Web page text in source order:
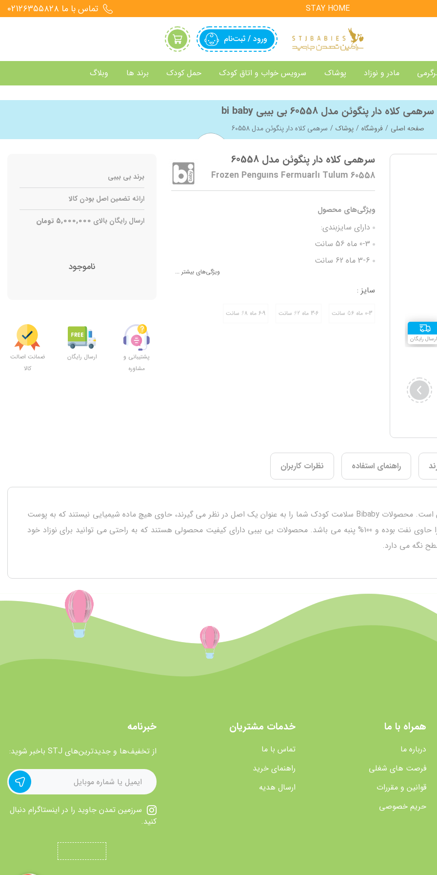
STAY HOME تماس با ما 021۲۶۳۵۵۸۲۸
ورود / ثبت‌نام
مادر و نوزاد پوشاک سرویس خواب و اتاق کودک حمل کودک برند ها وبلاگ
سرهمی کلاه دار پنگوئن مدل 60558 بی بیبی bi baby
صفحه اصلی فروشگاه پوشاک سرهمی کلاه دار پنگوئن مدل 60558
ارسال رایگان
سرهمی کلاه دار پنگوئن مدل 60558
Frozen Penguıns Fermuarlı Tulum 60558
ویژگی‌های محصول
دارای سایزبندی:
0-3 ماه 56 سانت
3-6 ماه 62 سانت
جنس 100% پنبه
ویژگی‌های بیشتر ...
سایز :
0-3 ماه 56 سانت 3-6 ماه 62 سانت 6-9 ماه 68 سانت
برند بی بیبی
ارائه تضمین اصل بودن کالا
ارسال رایگان بالای ۵,۰۰۰,۰۰۰ تومان
ناموجود
پشتیبانی و
مشاوره
ارسال رایگان
ضمانت اصالت
کالا
راهنمای استفاده نظرات کاربران
بعد از تولد، پوست کودک شما به عوامل خارجی بسیار حساس است. محصولات Bibaby سلامت کودک شما را به عنوان یک اصل در نظر می گیرند، حاوی هیچ ماده شیمیایی نیستند که به پوست
حساس کودک شما آسیب برساند. فاقد هرگونه ماده سرطان زا حاوی نفت بوده و 100% پنبه می باشد. محصولات بی بیبی دارای کیفیت محصولی هستند که به راحتی می توانید برای نوزاد خود
نگه می دارد.
همراه با ما
درباره ما
فرصت های شغلی
قوانین و مقررات
حریم خصوصی
خدمات مشتریان
تماس با ما
راهنمای خرید
ارسال هدیه
خبرنامه
از تخفیف‌ها و جدیدترین‌های STJ باخبر شوید:
سرزمین تمدن جاوید را در اینستاگرام دنبال
کنید.